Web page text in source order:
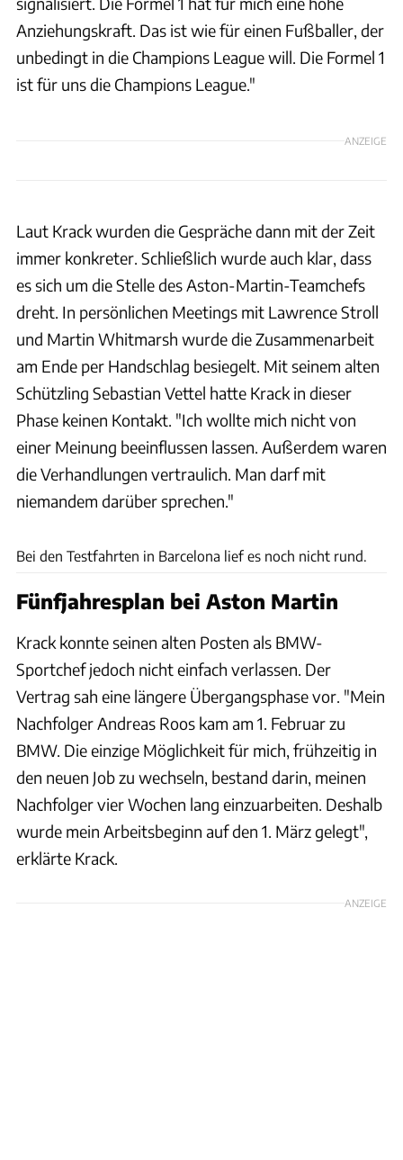
Anziehungskraft. Das ist wie für einen Fußballer, der
unbedingt in die Champions League will. Die Formel 1
ist für uns die Champions League."
ANZEIGE
Laut Krack wurden die Gespräche dann mit der Zeit
immer konkreter. Schließlich wurde auch klar, dass
es sich um die Stelle des Aston-Martin-Teamchefs
dreht. In persönlichen Meetings mit Lawrence Stroll
und Martin Whitmarsh wurde die Zusammenarbeit
am Ende per Handschlag besiegelt. Mit seinem alten
Schützling Sebastian Vettel hatte Krack in dieser
Phase keinen Kontakt. "Ich wollte mich nicht von
einer Meinung beeinflussen lassen. Außerdem waren
die Verhandlungen vertraulich. Man darf mit
niemandem darüber sprechen."
Bei den Testfahrten in Barcelona lief es noch nicht rund.
Fünfjahresplan bei Aston Martin
Krack konnte seinen alten Posten als BMW-
Sportchef jedoch nicht einfach verlassen. Der
Vertrag sah eine längere Übergangsphase vor. "Mein
Nachfolger Andreas Roos kam am 1. Februar zu
BMW. Die einzige Möglichkeit für mich, frühzeitig in
den neuen Job zu wechseln, bestand darin, meinen
Nachfolger vier Wochen lang einzuarbeiten. Deshalb
wurde mein Arbeitsbeginn auf den 1. März gelegt",
erklärte Krack.
ANZEIGE